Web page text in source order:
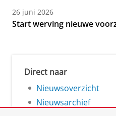
26 juni 2026
Start werving nieuwe
Direct naar
Nieuwsoverzicht
Nieuwsarchief